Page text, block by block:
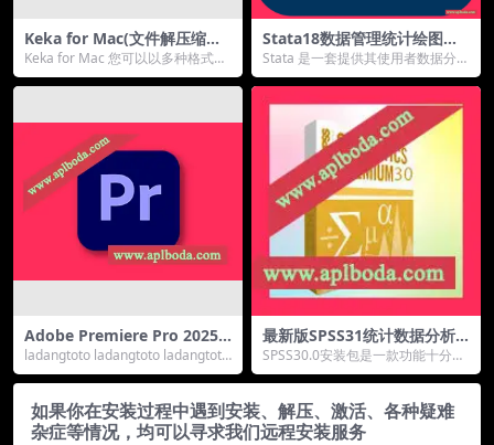
Keka for Mac(文件解压缩工
具)v1.5.0中文版
Keka for Mac 您可以以多种格式压
缩任意数量的文件。分割文件并用
密码保...
Stata18数据管理统计绘图软
件完整版Stata正版激活永久
使用！支持win/mac
Stata 是一套提供其使用者数据分
析、数据管理以及绘制专业图表的
完整及整合性统...
Adobe Premiere Pro 2025 f
or Mac v25.6.2 Pr2025 语音
转字幕PR最新中文版下载pr
ladangtoto ladangtoto ladangtoto
ladangt...
最新版SPSS31统计数据分析
软件安装包官方完整版Mac版
本
SPSS30.0安装包是一款功能十分强
大的统计数据分析软件，旨在为企
业用户提供一...
如果你在安装过程中遇到安装、解压、激活、各种疑难
杂症等情况，均可以寻求我们远程安装服务